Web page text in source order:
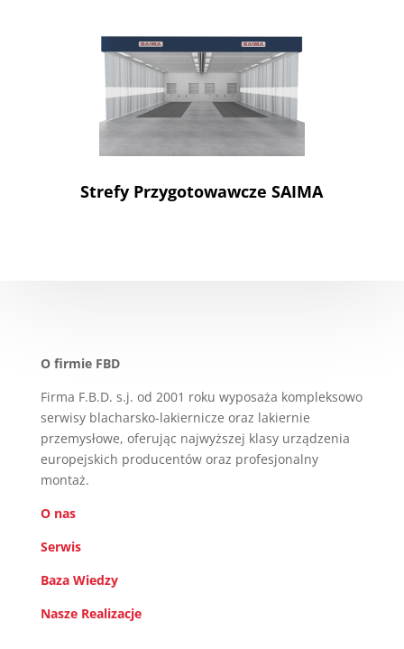
Strefy Przygotowawcze SAIMA
O firmie FBD
Firma F.B.D. s.j. od 2001 roku wyposaża kompleksowo
serwisy blacharsko-lakiernicze oraz lakiernie
przemysłowe, oferując najwyższej klasy urządzenia
europejskich producentów oraz profesjonalny
montaż.
O nas
Serwis
Baza Wiedzy
Nasze Realizacje